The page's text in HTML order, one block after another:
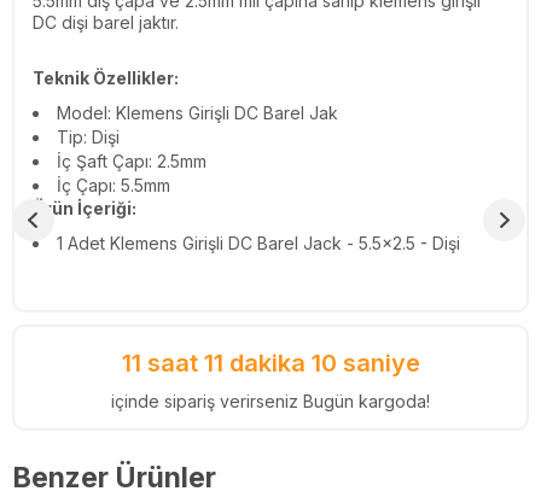
DC dişi barel jaktır.
Teknik Özellikler:
Model: Klemens Girişli DC Barel Jak
Tip: Dişi
İç Şaft Çapı: 2.5mm
İç Çapı: 5.5mm
Ürün İçeriği:
1 Adet Klemens Girişli DC Barel Jack - 5.5x2.5 - Dişi
11 saat 11 dakika 9 saniye
içinde sipariş verirseniz Bugün kargoda!
Benzer Ürünler